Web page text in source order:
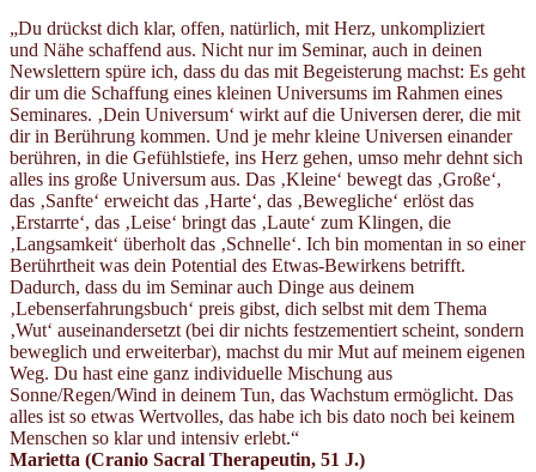
„Du drückst dich klar, offen, natürlich, mit Herz, unkompliziert
und Nähe schaffend aus. Nicht nur im Seminar, auch in deinen
Newslettern spüre ich, dass du das mit Begeisterung machst: Es geht
dir um die Schaffung eines kleinen Universums im Rahmen eines
Seminares. ‚Dein Universum‘ wirkt auf die Universen derer, die mit
dir in Berührung kommen. Und je mehr kleine Universen einander
berühren, in die Gefühlstiefe, ins Herz gehen, umso mehr dehnt sich
alles ins große Universum aus. Das ‚Kleine‘ bewegt das ‚Große‘,
das ‚Sanfte‘ erweicht das ‚Harte‘, das ‚Bewegliche‘ erlöst das
‚Erstarrte‘, das ‚Leise‘ bringt das ‚Laute‘ zum Klingen, die
‚Langsamkeit‘ überholt das ‚Schnelle‘. Ich bin momentan in so einer
Berührtheit was dein Potential des Etwas-Bewirkens betrifft.
Dadurch, dass du im Seminar auch Dinge aus deinem
‚Lebenserfahrungsbuch‘ preis gibst, dich selbst mit dem Thema
‚Wut‘ auseinandersetzt (bei dir nichts festzementiert scheint, sondern
beweglich und erweiterbar), machst du mir Mut auf meinem eigenen
Weg. Du hast eine ganz individuelle Mischung aus
Sonne/Regen/Wind in deinem Tun, das Wachstum ermöglicht. Das
alles ist so etwas Wertvolles, das habe ich bis dato noch bei keinem
Menschen so klar und intensiv erlebt.“
Marietta (Cranio Sacral Therapeutin, 51 J.)